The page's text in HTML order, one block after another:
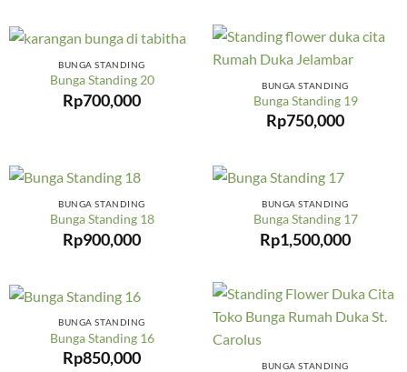
BUNGA STANDING
Bunga Standing 20
Rp700,000
BUNGA STANDING
Bunga Standing 19
Rp750,000
BUNGA STANDING
Bunga Standing 18
Rp900,000
BUNGA STANDING
Bunga Standing 17
Rp1,500,000
BUNGA STANDING
Bunga Standing 16
Rp850,000 BUNGA STANDING